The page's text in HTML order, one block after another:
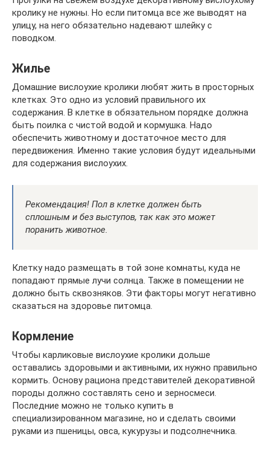
кролику не нужны. Но если питомца все же выводят на
улицу, на него обязательно надевают шлейку с
поводком.
Жилье
Домашние вислоухие кролики любят жить в просторных
клетках. Это одно из условий правильного их
содержания. В клетке в обязательном порядке должна
быть поилка с чистой водой и кормушка. Надо
обеспечить животному и достаточное место для
передвижения. Именно такие условия будут идеальными
для содержания вислоухих.
Рекомендация! Пол в клетке должен быть
сплошным и без выступов, так как это может
поранить животное.
Клетку надо размещать в той зоне комнаты, куда не
попадают прямые лучи солнца. Также в помещении не
должно быть сквозняков. Эти факторы могут негативно
сказаться на здоровье питомца.
Кормление
Чтобы карликовые вислоухие кролики дольше
оставались здоровыми и активными, их нужно правильно
кормить. Основу рациона представителей декоративной
породы должно составлять сено и зерносмеси.
Последние можно не только купить в
специализированном магазине, но и сделать своими
руками из пшеницы, овса, кукурузы и подсолнечника.